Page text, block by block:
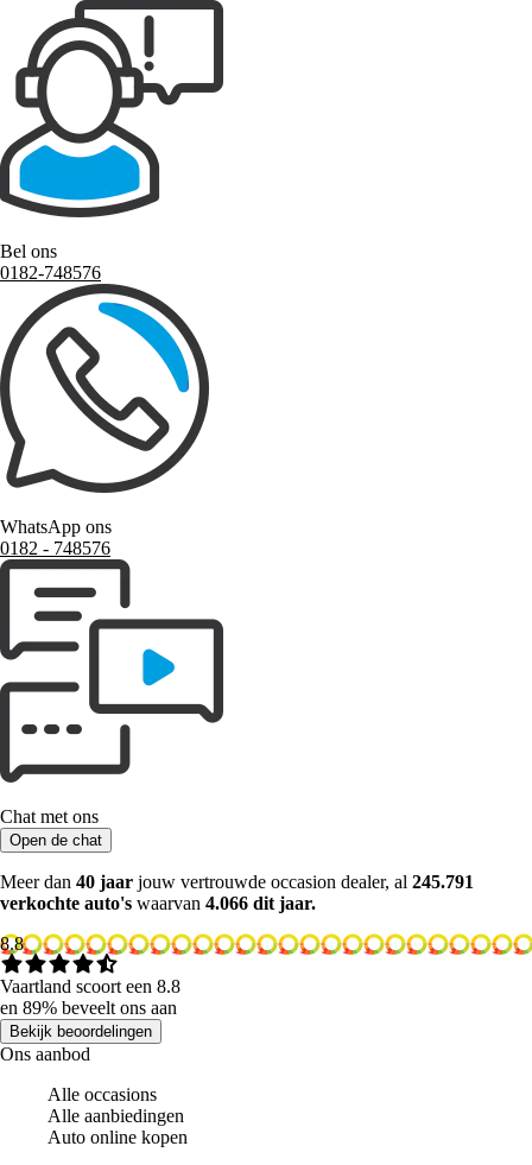
Bel ons
0182-748576
WhatsApp ons
0182 ‑ 748576
Chat met ons
Open de chat
Meer dan 40 jaar jouw vertrouwde occasion dealer, al 245.791
verkochte auto's waarvan 4.066 dit jaar.
8.8
Vaartland scoort een 8.8
en 89% beveelt ons aan
Bekijk beoordelingen
Ons aanbod
Alle occasions
Alle aanbiedingen
Auto online kopen